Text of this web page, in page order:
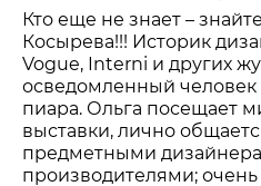
Кто еще не знает –
Косырева!!! Историк
Vogue, Interni и других
осведомленный человек
пиара. Ольга посещает
выставки, лично
предметными
производителями;